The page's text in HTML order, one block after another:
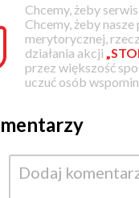
Chcemy, żeby
Chcemy, żeby
merytorycznej,
działania akcji
przez większość
uczuć osób